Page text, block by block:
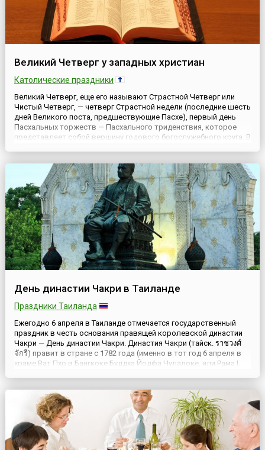
Великий Четверг у западных христиан
Католические праздники
Великий Четверг, еще его называют Страстной Четверг или
Чистый Четверг, — четверг Страстной недели (последние шесть
дней Великого поста, предшествующие Пасхе), первый день
Пасхальных торжеств — Пасхального триденствия, которое
представляет собой вершину годового богослужебного круга. В
День династии Чакри в Таиланде
Праздники Таиланда
Ежегодно 6 апреля в Таиланде отмечается государственный
праздник в честь основания правящей королевской династии
Чакри — День династии Чакри. Династия Чакри (тайск. ราชวงศ์
จักรี) правит в стране с 1782 года (именно в тот год 6 апреля в
храме Ват Пхо в Бангкоке Буддха Йодфа Чулалоке, или Рама I,